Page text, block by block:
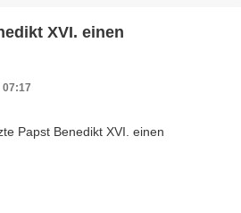
XVI. einen